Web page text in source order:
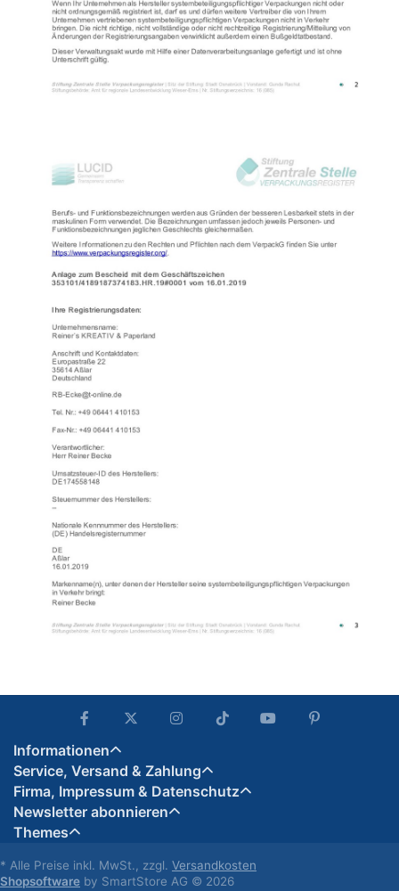
Informationen
Service, Versand & Zahlung
Firma, Impressum & Datenschutz
Newsletter abonnieren
Themes
* Alle Preise inkl. MwSt., zzgl. Versandkosten
Shopsoftware by SmartStore AG © 2026